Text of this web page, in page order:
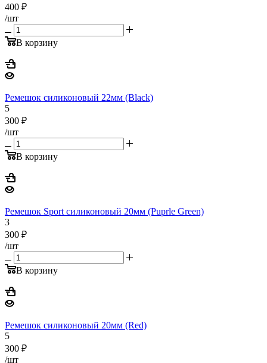
400 ₽
/шт
В корзину
Ремешок силиконовый 22мм (Black)
5
300 ₽
/шт
В корзину
Ремешок Sport силиконовый 20мм (Puprle Green)
3
300 ₽
/шт
В корзину
Ремешок силиконовый 20мм (Red)
5
300 ₽
/шт